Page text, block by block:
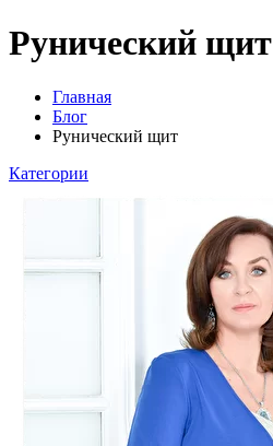
Рунический щит
Главная
Блог
Рунический щит
Категории